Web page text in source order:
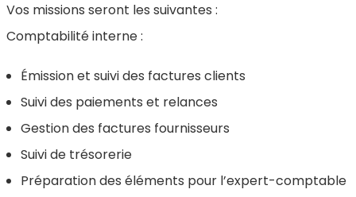
Vos missions seront les suivantes :
Comptabilité interne :
Émission et suivi des factures clients
Suivi des paiements et relances
Gestion des factures fournisseurs
Suivi de trésorerie
Préparation des éléments pour l’expert-comptable